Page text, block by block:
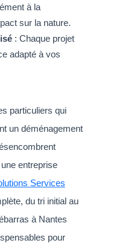
à la
sur la nature.
: Chaque projet
adapté à vos
particuliers qui
un déménagement
entreprise
Services
du tri initial au
à Nantes
pour